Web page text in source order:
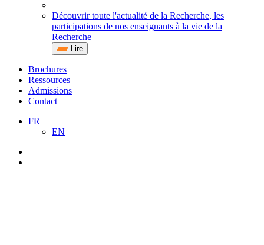
Découvrir toute l'actualité de la Recherche, les
participations de nos enseignants à la vie de la
Recherche
Lire
Brochures
Ressources
Admissions
Contact
FR
EN